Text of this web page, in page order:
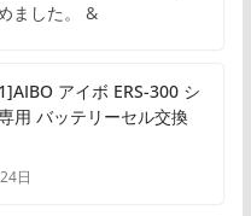
ました。 &
アイボ ERS-300 シ
用 バッテリーセル交換
日